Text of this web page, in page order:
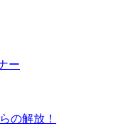
ー
の解放！